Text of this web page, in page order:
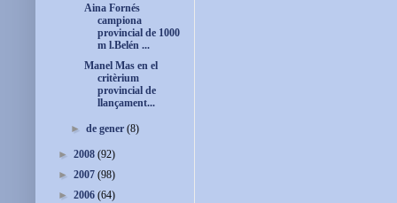
Aina Fornés
campiona
provincial de 1000
m l.Belén ...
Manel Mas en el
critèrium
provincial de
llançament...
►de gener(8)
► 2008 (92)
► 2007 (98)
► 2006 (64)